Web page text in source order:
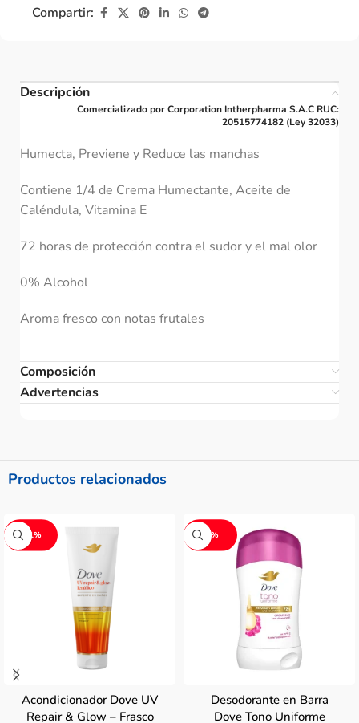
Compartir:
Descripción
Comercializado por Corporation Intherpharma S.A.C RUC:
20515774182 (Ley 32033)
Humecta, Previene y Reduce las manchas
Contiene 1/4 de Crema Humectante, Aceite de
Caléndula, Vitamina E
72 horas de protección contra el sudor y el mal olor
0% Alcohol
Aroma fresco con notas frutales
Composición
Advertencias
Productos relacionados
-11%
Acondicionador Dove UV
Repair & Glow – Frasco
-3%
Desodorante en Barra
Dove Tono Uniforme